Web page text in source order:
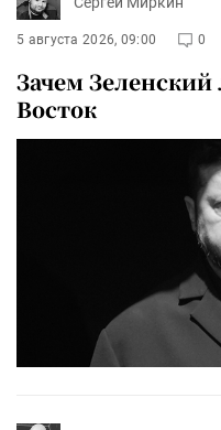
5 августа 2026, 09:00 0
Зачем
Восток